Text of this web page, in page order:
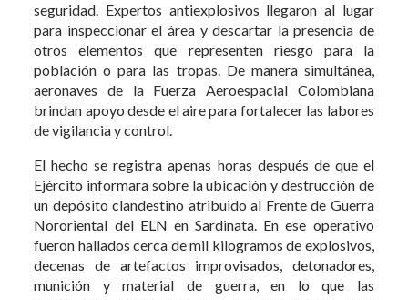
seguridad. Expertos antiexplosivos llegaron al lugar
para inspeccionar el área y descartar la presencia de
otros elementos que representen riesgo para la
población o para las tropas. De manera simultánea,
aeronaves de la Fuerza Aeroespacial Colombiana
brindan apoyo desde el aire para fortalecer las labores
de vigilancia y control.
El hecho se registra apenas horas después de que el
Ejército informara sobre la ubicación y destrucción de
un depósito clandestino atribuido al Frente de Guerra
Nororiental del ELN en Sardinata. En ese operativo
fueron hallados cerca de mil kilogramos de explosivos,
decenas de artefactos improvisados, detonadores,
munición y material de guerra, en lo que las